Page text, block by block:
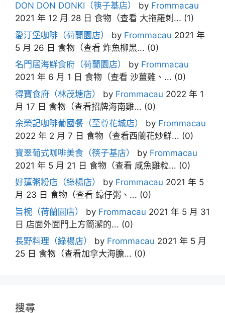
DON DON DONKI（筷子基店）
by Frommacau
2021 年 12 月 28 日 食物（查看 大拖羅刺... (1)
愛汀堡咖啡（荷蘭園店）
by Frommacau 2021 年
5 月 26 日 食物（查看 炸魚柳黑... (0)
名門居海鮮食府（荷蘭園店）
by Frommacau
2021 年 6 月 1 日 食物（查看 沙薑雞、... (0)
得寶食府（林茂塘店）
by Frommacau 2022 年 1
月 17 日 食物（查看招牌海南雞... (0)
余榮記咖啡葡國餐（至尊花城店）
by Frommacau
2022 年 2 月 7 日 食物（查看西蘭花炒鮮... (0)
寶翠葡式咖啡美食（筷子基店）
by Frommacau
2021 年 5 月 21 日 食物（查看 咸魚雞粒... (0)
好蓮粥粉店（綠楊店）
by Frommacau 2021 年 5
月 23 日 食物（查看 蠔仔粥、... (0)
旨椀（荷蘭園店）
by Frommacau 2021 年 5 月 31
日 店面外面門上方簡潔的... (0)
長野料理（綠楊店）
by Frommacau 2021 年 5 月
25 日 食物（查看加拿大海膽... (0)
搜尋